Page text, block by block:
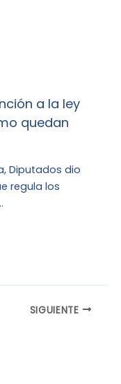
a la ley
quedan
Diputados dio
regula los
SIGUIENTE